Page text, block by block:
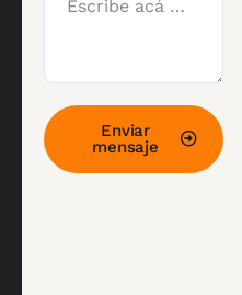
Enviar
mensaje